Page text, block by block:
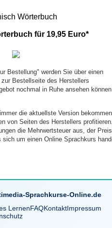
für 19,95 Euro*
Bestellung" werden Sie über einen
zur Bestellseite des Herstellers
nochmal in Ruhe ansehen
die aktuellste Version
von Seiten des Herstellers
die Mehrwertsteuer aus, der
um einen Online Sprachkurs
Sprachkurse-Online.de
LernenFAQKontaktImpressum